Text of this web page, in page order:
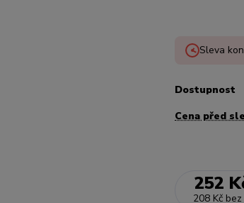
Sleva
Dostupnost
Cena před
252
208 Kč bez